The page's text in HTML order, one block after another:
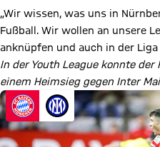
„Wir wissen, was uns in
Fußball. Wir wollen an unsere
anknüpfen und auch in der
In der Youth League konnte der
einem Heimsieg gegen Inter